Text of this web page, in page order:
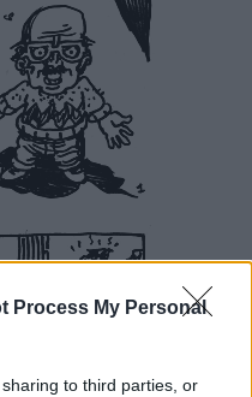
Process My Personal
to third parties, or